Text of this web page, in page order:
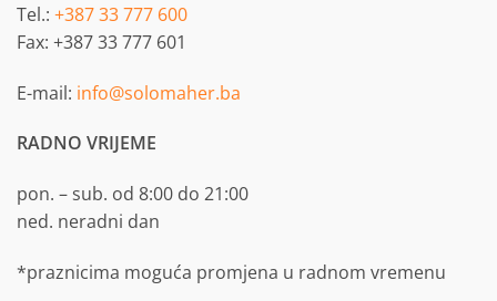
Tel.: +387 33 777 600
Fax: +387 33 777 601
E-mail: info@solomaher.ba
RADNO VRIJEME
pon. – sub. od 8:00 do 21:00
ned. neradni dan
*praznicima moguća promjena u radnom vremenu